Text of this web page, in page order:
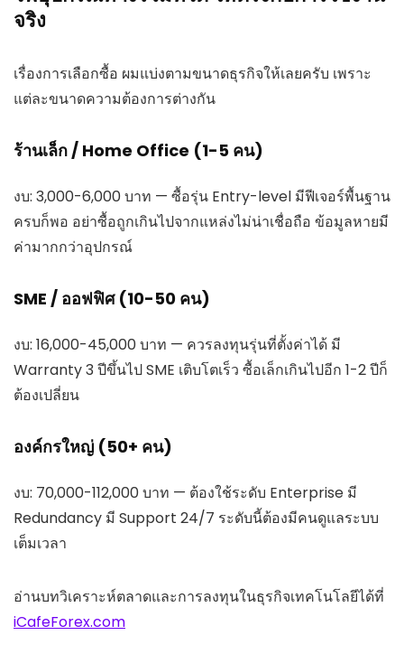
จริง
เรื่องการเลือกซื้อ ผมแบ่งตามขนาดธุรกิจให้เลยครับ เพราะ
แต่ละขนาดความต้องการต่างกัน
ร้านเล็ก / Home Office (1-5 คน)
งบ: 3,000-6,000 บาท — ซื้อรุ่น Entry-level มีฟีเจอร์พื้นฐาน
ครบก็พอ อย่าซื้อถูกเกินไปจากแหล่งไม่น่าเชื่อถือ ข้อมูลหายมี
ค่ามากกว่าอุปกรณ์
SME / ออฟฟิศ (10-50 คน)
งบ: 16,000-45,000 บาท — ควรลงทุนรุ่นที่ตั้งค่าได้ มี
Warranty 3 ปีขึ้นไป SME เติบโตเร็ว ซื้อเล็กเกินไปอีก 1-2 ปีก็
ต้องเปลี่ยน
องค์กรใหญ่ (50+ คน)
งบ: 70,000-112,000 บาท — ต้องใช้ระดับ Enterprise มี
Redundancy มี Support 24/7 ระดับนี้ต้องมีคนดูแลระบบ
เต็มเวลา
อ่านบทวิเคราะห์ตลาดและการลงทุนในธุรกิจเทคโนโลยีได้ที่
iCafeForex.com